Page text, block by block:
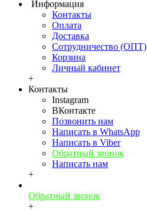
Информация
Контакты
Оплата
Доставка
Сотрудничество (ОПТ)
Корзина
Личный кабинет
+
Контакты
Instagram
ВКонтакте
Позвонить нам
Написать в WhatsApp
Написать в Viber
Обратный звонок
Написать нам
+
Обратный звонок
+